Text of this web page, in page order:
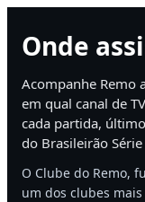
Onde
Acompanhe Remo
em qual canal de
cada partida,
do Brasileirão Série
O Clube do Remo,
um dos clubes